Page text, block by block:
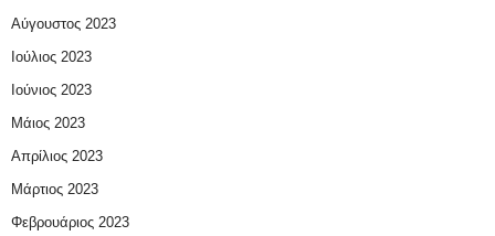
Αύγουστος 2023
Ιούλιος 2023
Ιούνιος 2023
Μάιος 2023
Απρίλιος 2023
Μάρτιος 2023
Φεβρουάριος 2023